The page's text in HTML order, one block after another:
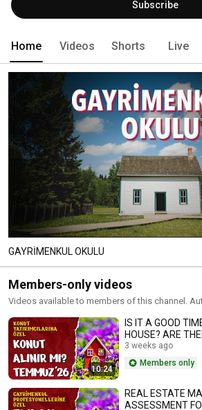
Subscribe
Home Videos Shorts Live
GAYRİMENKUL OKULU
Members-only videos
Videos available to members of this channel.
10:24
IS IT A GOOD
HOUSE? ARE
3 weeks ago
Members only
REAL ESTATE
ASSESSMENT